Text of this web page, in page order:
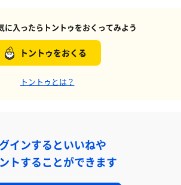
に入ったらトントゥをおくってみよう
トントゥをおくる
トントゥとは？
インするといいねや
トすることができます